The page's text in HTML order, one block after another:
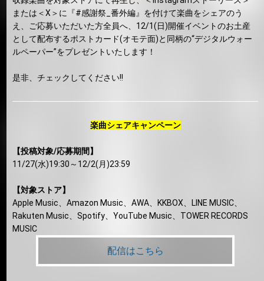
または＜X＞に『#感謝祭_番外編』を付けて楽曲をシェアのう
え、ご応募いただいた方全員へ、12/1(日)開催イベントのお土産
として配布するポストカード(オモテ面)と同柄の“デジタルウォー
ルペーパー”をプレゼントいたします！
是非、チェックしてください!!
楽曲シェアキャンペーン
【投稿対象/応募期間】
11/27(水)19:30～12/2(月)23:59
【対象ストア】
Apple Music、Amazon Music、AWA、KKBOX、LINE MUSIC、
Rakuten Music、Spotify、YouTube Music、TOWER RECORDS
MUSIC
配信はこちら